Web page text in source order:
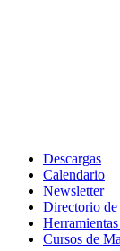
Descargas
Calendario
Newsletter
Directorio de
Cursos de